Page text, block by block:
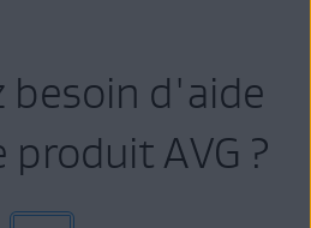
besoin d'aide
AVG ?